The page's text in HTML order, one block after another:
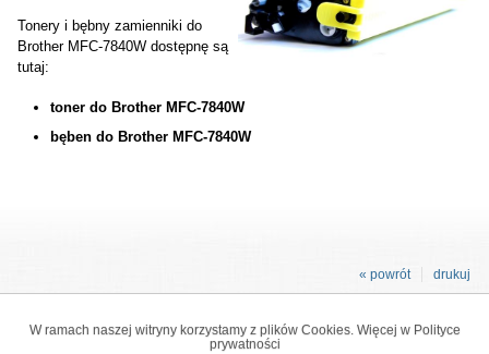
Tonery i bębny zamienniki do
Brother MFC-7840W dostępnę są
tutaj:
toner do Brother MFC-7840W
bęben do Brother MFC-7840W
drukuj
« powrót
W ramach naszej witryny korzystamy z plików Cookies. Więcej w Polityce
prywatności